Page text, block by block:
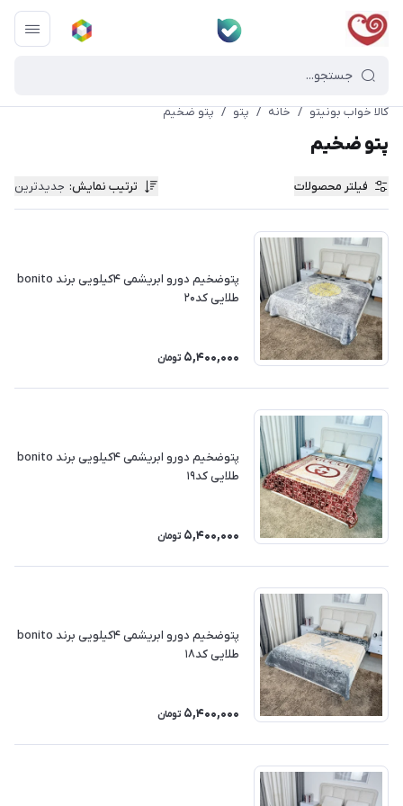
کالا خواب بونیتو / خانه / پتو / پتو ضخیم
پتو ضخیم
فیلتر محصولات ترتیب نمایش: جدیدترین
پتوضخیم دورو ابریشمی ۴کیلویی برند bonito
طلایی کد۲۰
5,400,000 تومان
پتوضخیم دورو ابریشمی ۴کیلویی برند bonito
طلایی کد۱۹
5,400,000 تومان
پتوضخیم دورو ابریشمی ۴کیلویی برند bonito
طلایی کد۱۸
5,400,000 تومان